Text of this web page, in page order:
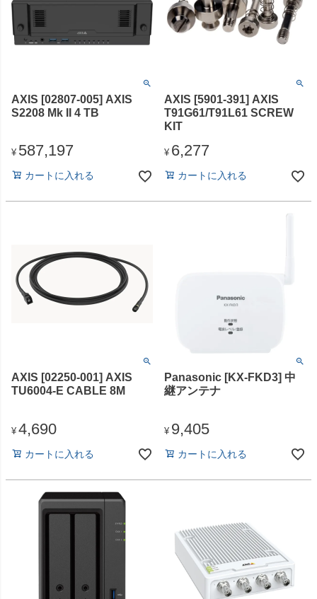
AXIS [02807-005] AXIS
S2208 Mk II 4 TB
¥ 587,197
カートに入れる
AXIS [5901-391] AXIS
T91G61/T91L61 SCREW
KIT
¥ 6,277
カートに入れる
AXIS [02250-001] AXIS
TU6004-E CABLE 8M
¥ 4,690
カートに入れる
Panasonic [KX-FKD3] 中
継アンテナ
¥ 9,405
カートに入れる